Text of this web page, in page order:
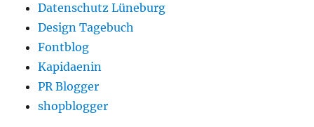
Datenschutz Lüneburg
Design Tagebuch
Fontblog
Kapidaenin
PR Blogger
shopblogger